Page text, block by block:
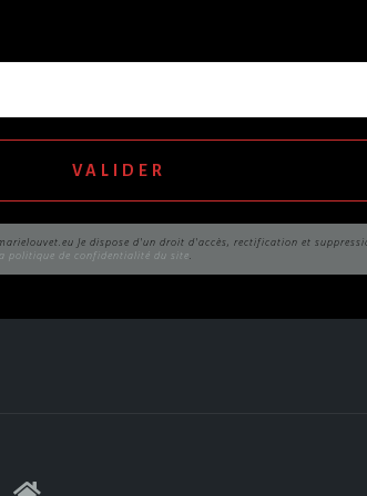
Je dispose d'un droit d'accès, rectification et
politique de confidentialité du site.